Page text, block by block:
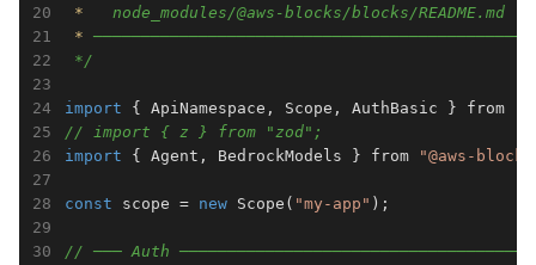
*
*
*/
import { ApiNamespace, Scope, AuthBasic } from
// import { z } from "zod";
import { Agent, BedrockModels } from "@aws-
const scope = new Scope( "my-app" );
// ─── Auth